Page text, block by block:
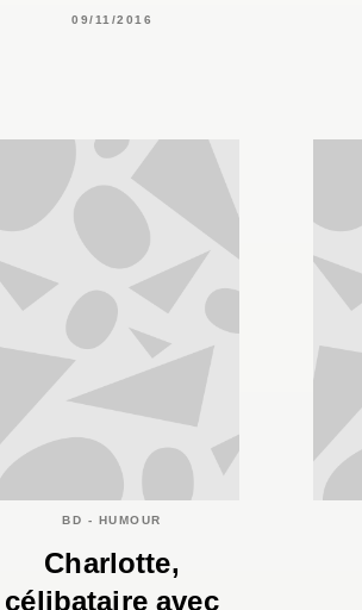
09/11/2016
BD - HUMOUR
Charlotte,
célibataire avec